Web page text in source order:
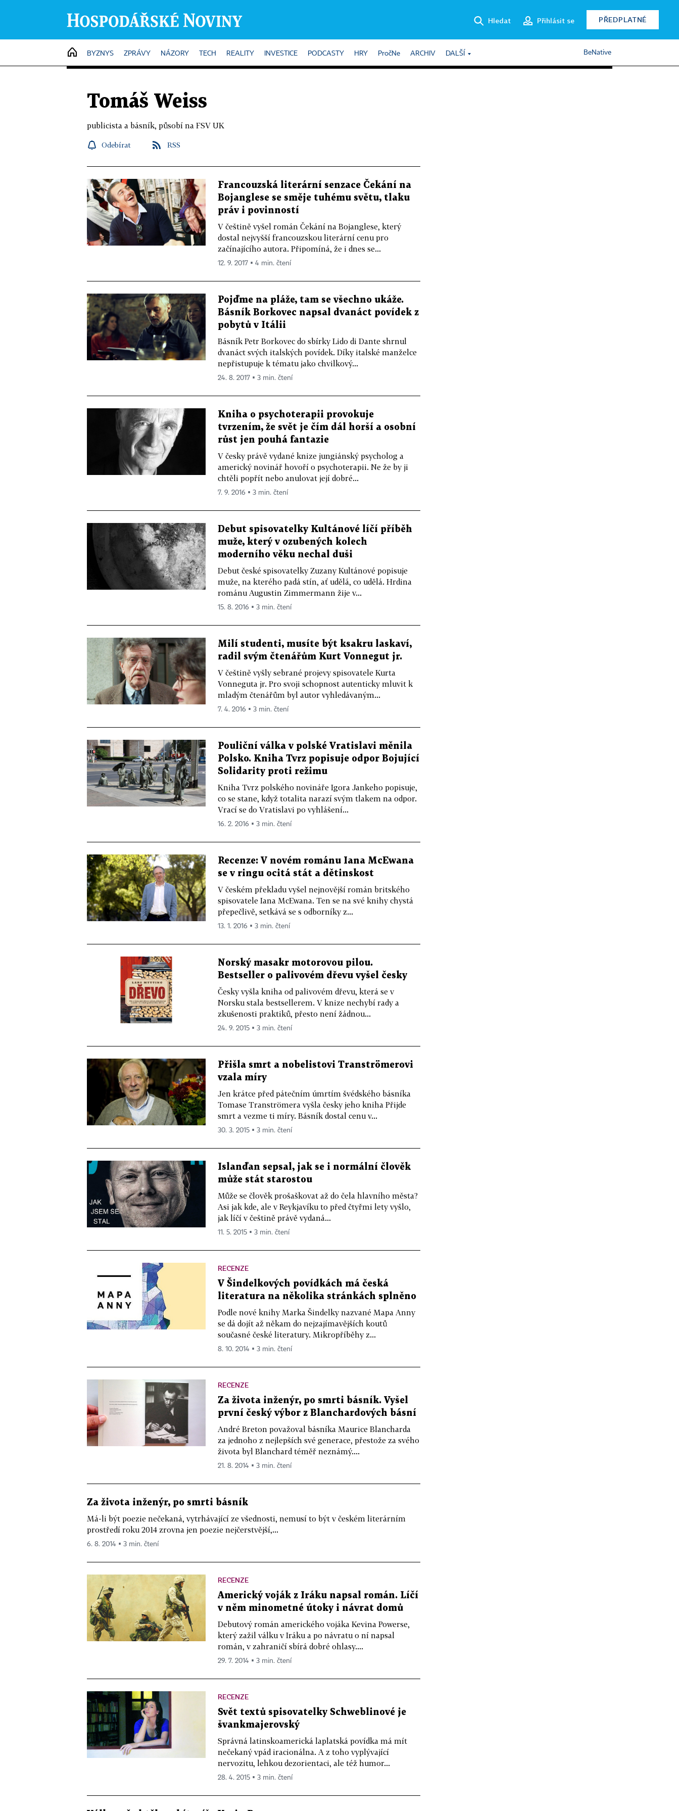
Hledat Přihlásit se PŘEDPLATNÉ
HOME
BYZNYS ZPRÁVY NÁZORY TECH REALITY INVESTICE PODCASTY HRY PročNe ARCHIV DALŠÍ BeNative
Tomáš Weiss
publicista a básník, působí na FSV UK
Odebírat RSS
Francouzská literární senzace Čekání na
Bojanglese se směje tuhému světu, tlaku
práv i povinností
V češtině vyšel román Čekání na Bojanglese, který
dostal nejvyšší francouzskou literární cenu pro
začínajícího autora. Připomíná, že i dnes se...
12. 9. 2017 ▪ 4 min. čtení
Pojďme na pláže, tam se všechno ukáže.
Básník Borkovec napsal dvanáct povídek z
pobytů v Itálii
Básník Petr Borkovec do sbírky Lido di Dante shrnul
dvanáct svých italských povídek. Díky italské manželce
nepřistupuje k tématu jako chvilkový...
24. 8. 2017 ▪ 3 min. čtení
Kniha o psychoterapii provokuje
tvrzením, že svět je čím dál horší a osobní
růst jen pouhá fantazie
V česky právě vydané knize jungiánský psycholog a
americký novinář hovoří o psychoterapii. Ne že by ji
chtěli popřít nebo anulovat její dobré...
7. 9. 2016 ▪ 3 min. čtení
Debut spisovatelky Kultánové líčí příběh
muže, který v ozubených kolech
moderního věku nechal duši
Debut české spisovatelky Zuzany Kultánové popisuje
muže, na kterého padá stín, ať udělá, co udělá. Hrdina
románu Augustin Zimmermann žije v...
15. 8. 2016 ▪ 3 min. čtení
Milí studenti, musíte být ksakru laskaví,
radil svým čtenářům Kurt Vonnegut jr.
V češtině vyšly sebrané projevy spisovatele Kurta
Vonneguta jr. Pro svoji schopnost autenticky mluvit k
mladým čtenářům byl autor vyhledávaným...
7. 4. 2016 ▪ 3 min. čtení
Pouliční válka v polské Vratislavi měnila
Polsko. Kniha Tvrz popisuje odpor Bojující
Solidarity proti režimu
Kniha Tvrz polského novináře Igora Jankeho popisuje,
co se stane, když totalita narazí svým tlakem na odpor.
Vrací se do Vratislavi po vyhlášení...
16. 2. 2016 ▪ 3 min. čtení
Recenze: V novém románu Iana McEwana
se v ringu ocitá stát a dětinskost
V českém překladu vyšel nejnovější román britského
spisovatele Iana McEwana. Ten se na své knihy chystá
přepečlivě, setkává se s odborníky z...
13. 1. 2016 ▪ 3 min. čtení
Norský masakr motorovou pilou.
Bestseller o palivovém dřevu vyšel česky
Česky vyšla kniha od palivovém dřevu, která se v
Norsku stala bestsellerem. V knize nechybí rady a
zkušenosti praktiků, přesto není žádnou...
24. 9. 2015 ▪ 3 min. čtení
Přišla smrt a nobelistovi Tranströmerovi
vzala míry
Jen krátce před pátečním úmrtím švédského básníka
Tomase Tranströmera vyšla česky jeho kniha Přijde
smrt a vezme ti míry. Básník dostal cenu v...
30. 3. 2015 ▪ 3 min. čtení
Islanďan sepsal, jak se i normální člověk
může stát starostou
Může se člověk prošaškovat až do čela hlavního města?
Asi jak kde, ale v Reykjavíku to před čtyřmi lety vyšlo,
jak líčí v češtině právě vydaná...
11. 5. 2015 ▪ 3 min. čtení
RECENZE
V Šindelkových povídkách má česká
literatura na několika stránkách splněno
Podle nové knihy Marka Šindelky nazvané Mapa Anny
se dá dojít až někam do nejzajímavějších koutů
současné české literatury. Mikropříběhy z...
8. 10. 2014 ▪ 3 min. čtení
RECENZE
Za života inženýr, po smrti básník. Vyšel
první český výbor z Blanchardových básní
André Breton považoval básníka Maurice Blancharda
za jednoho z nejlepších své generace, přestože za svého
života byl Blanchard téměř neznámý....
21. 8. 2014 ▪ 3 min. čtení
Za života inženýr, po smrti básník
Má-li být poezie nečekaná, vytrhávající ze všednosti, nemusí to být v českém literárním
prostředí roku 2014 zrovna jen poezie nejčerstvější,...
6. 8. 2014 ▪ 3 min. čtení
RECENZE
Americký voják z Iráku napsal román. Líčí
v něm minometné útoky i návrat domů
Debutový román amerického vojáka Kevina Powerse,
který zažil válku v Iráku a po návratu o ní napsal
román, v zahraničí sbírá dobré ohlasy....
29. 7. 2014 ▪ 3 min. čtení
RECENZE
Svět textů spisovatelky Schweblinové je
švankmajerovský
Správná latinskoamerická laplatská povídka má mít
nečekaný vpád iracionálna. A z toho vyplývající
nervozitu, lehkou dezorientaci, ale též humor...
28. 4. 2015 ▪ 3 min. čtení